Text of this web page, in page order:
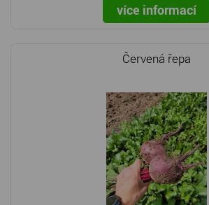
více informací
Červená řepa